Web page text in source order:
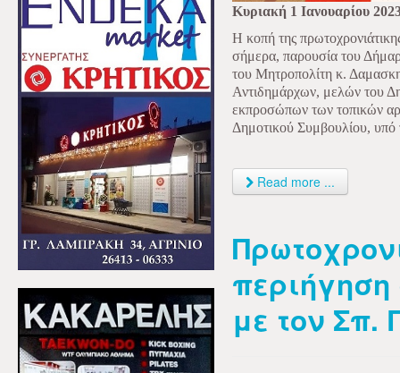
Κυριακή 1 Ιανουαρίου
Η κοπή της
σήμερα, παρουσία του
του Μητροπολίτη κ.
Αντιδημάρχων, μελών του
εκπροσώπων των τοπικών
Δημοτικού Συμβουλίου, υπό
Read more ...
με τον Σπ.